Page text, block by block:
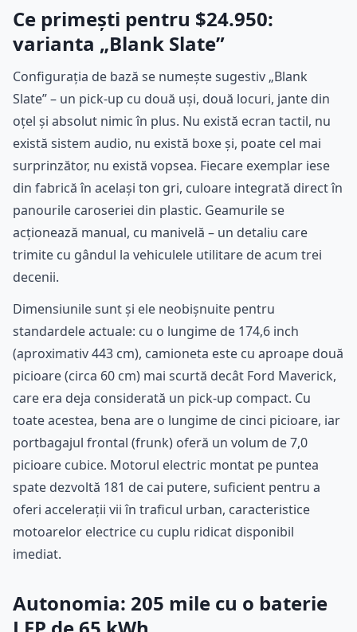
Ce primești pentru $24.950:
varianta „Blank Slate”
Configurația de bază se numește sugestiv „Blank
Slate” – un pick-up cu două uși, două locuri, jante din
oțel și absolut nimic în plus. Nu există ecran tactil, nu
există sistem audio, nu există boxe și, poate cel mai
surprinzător, nu există vopsea. Fiecare exemplar iese
din fabrică în același ton gri, culoare integrată direct în
panourile caroseriei din plastic. Geamurile se
acționează manual, cu manivelă – un detaliu care
trimite cu gândul la vehiculele utilitare de acum trei
decenii.
Dimensiunile sunt și ele neobișnuite pentru
standardele actuale: cu o lungime de 174,6 inch
(aproximativ 443 cm), camioneta este cu aproape două
picioare (circa 60 cm) mai scurtă decât Ford Maverick,
care era deja considerată un pick-up compact. Cu
toate acestea, bena are o lungime de cinci picioare, iar
portbagajul frontal (frunk) oferă un volum de 7,0
picioare cubice. Motorul electric montat pe puntea
spate dezvoltă 181 de cai putere, suficient pentru a
oferi accelerații vii în traficul urban, caracteristice
motoarelor electrice cu cuplu ridicat disponibil
imediat.
Autonomia: 205 mile cu o baterie